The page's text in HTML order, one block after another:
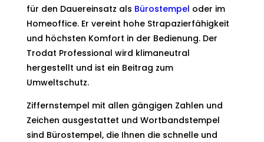
für den Dauereinsatz als Bürostempel oder im
Homeoffice. Er vereint hohe Strapazierfähigkeit
und höchsten Komfort in der Bedienung. Der
Trodat Professional wird klimaneutral
hergestellt und ist ein Beitrag zum
Umweltschutz.
Ziffernstempel mit allen gängigen Zahlen und
Zeichen ausgestattet und Wortbandstempel
sind Bürostempel, die Ihnen die schnelle und